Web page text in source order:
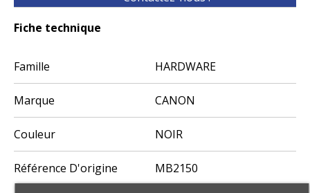
Fiche technique
Famille HARDWARE
Marque CANON
Couleur NOIR
Référence D'origine MB2150